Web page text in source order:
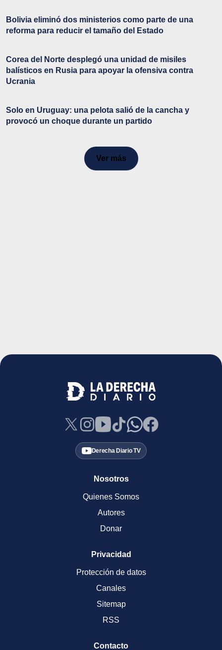
Bolivia eliminó dos ministerios como parte de una
reforma para reducir el tamaño del Estado
Corea del Norte desplegó una unidad de misiles
balísticos en Rusia para apoyar la ofensiva contra
Ucrania
Solo en Uruguay: una pelota salió de la cancha y
provocó un choque durante un partido
Ver más
Derecha Diario TV
Nosotros
Quienes Somos
Autores
Donar
Privacidad
Protección de datos
Canales
Sitemap
RSS
Contacto